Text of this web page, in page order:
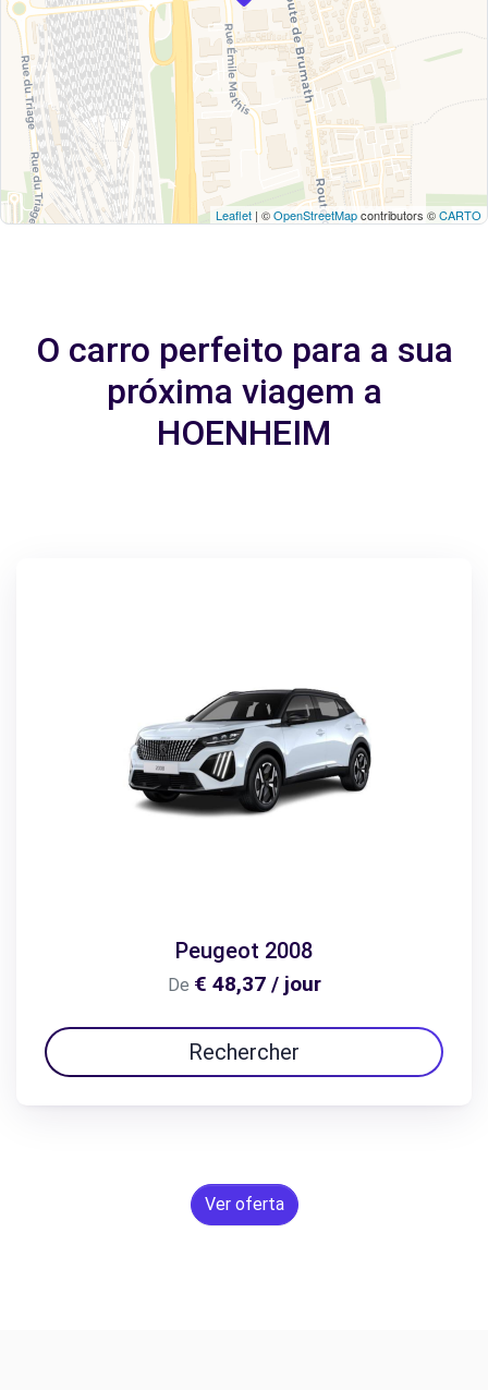
Leaflet | ©OpenStreetMapcontributors ©CARTO
O carro perfeito para a sua
próxima viagem a
HOENHEIM
Peugeot 2008
De € 48,37 / jour
Rechercher
Ver oferta